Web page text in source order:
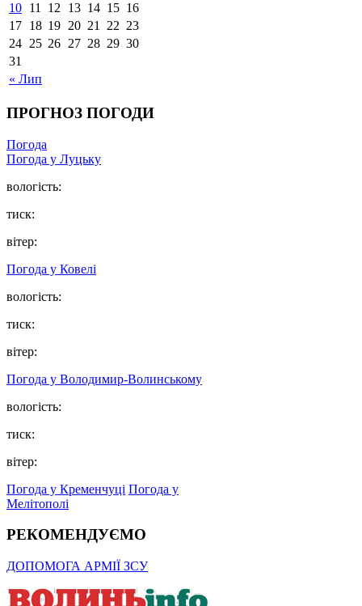
« Лип
10 11 12 13 14 15 16
17 18 19 20 21 22 23
24 25 26 27 28 29 30
31
ПРОГНОЗ ПОГОДИ
Погода
Погода у Луцьку
вологість:
тиск:
вітер:
Погода у Ковелі
вологість:
тиск:
вітер:
Погода у Володимир-Волинському
вологість:
тиск:
вітер:
Погода у Кременчуці Погода у
Мелітополі
РЕКОМЕНДУЄМО
ДОПОМОГА АРМІЇ ЗСУ